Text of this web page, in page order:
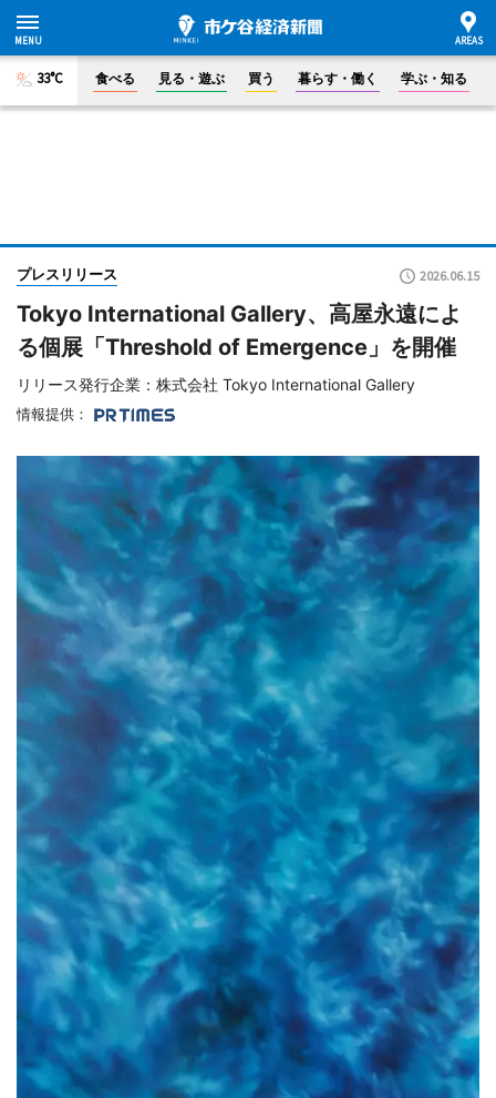
33°C 食べる 見る・遊ぶ 買う 暮らす・働く 学ぶ・知る
プレスリリース 2026.06.15
Tokyo International Gallery、高屋永遠によ
る個展「Threshold of Emergence」を開催
リリース発行企業：株式会社 Tokyo International Gallery
情報提供：